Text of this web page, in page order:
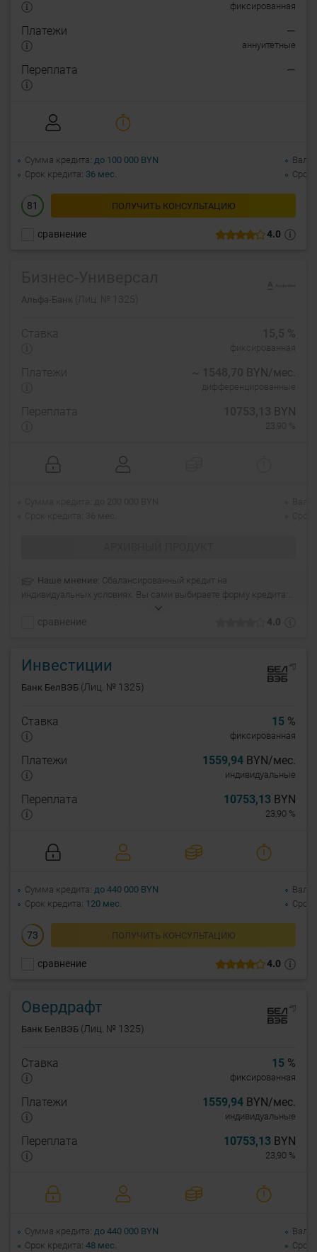
4.0
сравнение
фиксированная
Платежи —
аннуитетные
Переплата —
81 ПОЛУЧИТЬ КОНСУЛЬТАЦИЮ
Сумма кредита до 100 000 BYN
Срок кредита 36 мес.
Срок
Альфа-Банк (Лиц. № 1325)
4.0
сравнение
Ставка %
фиксированная
Платежи ~ BYN/мес.
дифференцированные
Переплата BYN
23,90 %
Наше мнение: Сбалансированный кредит на
индивидуальных условиях. Вы сами выбираете форму кредита:
разовый кредит, возобновляемая или невозобновляемая линия.
Любые цели финансирования. Возможна отсрочка погашения на
Инвестиции
Банк БелВЭБ (Лиц. № 1325)
4.0
сравнение
Ставка 15 %
фиксированная
Платежи 1559,94 BYN/мес.
индивидуальные
Переплата 10753,13 BYN
23,90 %
73 ПОЛУЧИТЬ КОНСУЛЬТАЦИЮ
Сумма кредита до 440 000 BYN
Срок кредита 120 мес.
Срок
Овердрафт
Банк БелВЭБ (Лиц. № 1325)
Ставка 15 %
фиксированная
Платежи 1559,94 BYN/мес.
индивидуальные
Переплата 10753,13 BYN
23,90 %
Сумма кредита до 440 000 BYN
Срок кредита 48 мес.
Срок